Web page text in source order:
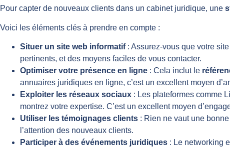
Pour capter de nouveaux clients dans un cabinet juridique, une
Voici les éléments clés à prendre en compte :
Situer un site web informatif: Assurez-vous que votre
pertinents, et des moyens faciles de vous contacter.
Optimiser votre présence en ligne : Cela inclut le
annuaires juridiques en ligne, c’est un excellent moyen
Exploiter les réseaux sociaux : Les plateformes comme
montrez votre expertise. C’est un excellent moyen
Utiliser les témoignages clients : Rien ne vaut une
l’attention des nouveaux clients.
Participer à des événements juridiques : Le networking